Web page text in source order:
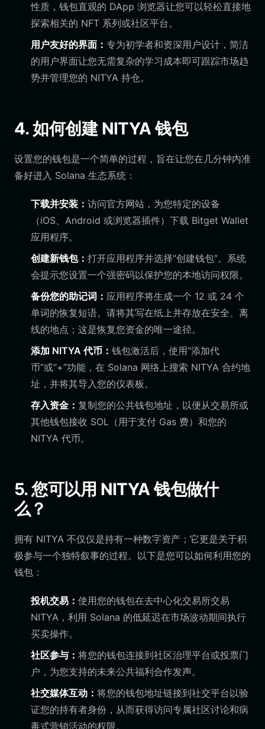
性质，钱包直观的 DApp 浏览器让您可以轻松直接地
探索相关的 NFT 系列或社区平台。
用户友好的界面： 专为初学者和资深用户设计，简洁
的用户界面让您无需复杂的学习成本即可跟踪市场趋
势并管理您的 NITYA 持仓。
4. 如何创建 NITYA 钱包
设置您的钱包是一个简单的过程，旨在让您在几分钟内准
备好进入 Solana 生态系统：
下载并安装： 访问官方网站，为您特定的设备
（iOS、Android 或浏览器插件）下载 Bitget Wallet
应用程序。
创建新钱包： 打开应用程序并选择“创建钱包”。系统
会提示您设置一个强密码以保护您的本地访问权限。
备份您的助记词： 应用程序将生成一个 12 或 24 个
单词的恢复短语。请将其写在纸上并存放在安全、离
线的地点；这是恢复您资金的唯一途径。
添加 NITYA 代币： 钱包激活后，使用“添加代
币”或“+”功能，在 Solana 网络上搜索 NITYA 合约地
址，并将其导入您的仪表板。
存入资金： 复制您的公共钱包地址，以便从交易所或
其他钱包接收 SOL（用于支付 Gas 费）和您的
NITYA 代币。
5. 您可以用 NITYA 钱包做什
么？
拥有 NITYA 不仅仅是持有一种数字资产；它更是关于积
极参与一个独特叙事的过程。以下是您可以如何利用您的
钱包：
投机交易： 使用您的钱包在去中心化交易所交易
NITYA，利用 Solana 的低延迟在市场波动期间执行
买卖操作。
社区参与： 将您的钱包连接到社区治理平台或投票门
户，为您支持的未来公共福利合作发声。
社交媒体互动： 将您的钱包地址链接到社交平台以验
证您的持有者身份，从而获得访问专属社区讨论和病
毒式营销活动的权限。